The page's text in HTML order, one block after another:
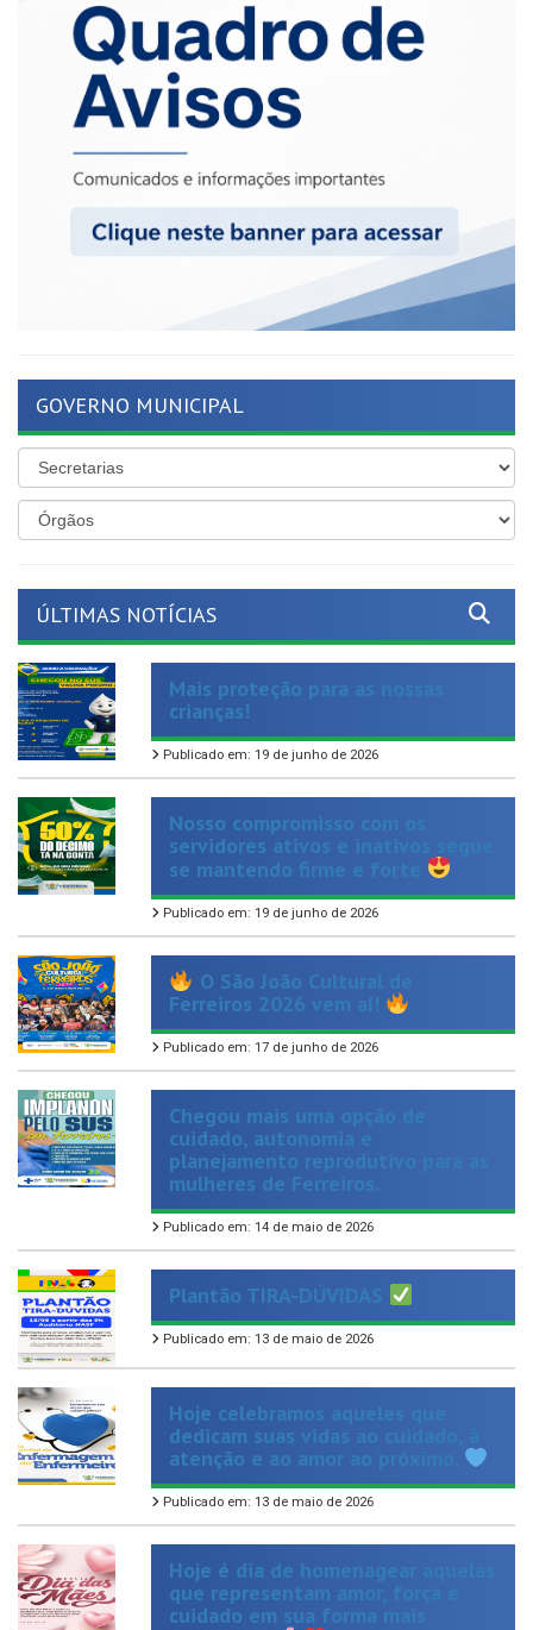
Mais proteção para as nossas
crianças!
Publicado em: 19 de junho de 2026
Nosso compromisso com os
servidores ativos e inativos segue
se mantendo firme e forte
Publicado em: 19 de junho de 2026
O São João Cultural de
Ferreiros 2026 vem aí!
Publicado em: 17 de junho de 2026
Chegou mais uma opção de
cuidado, autonomia e
planejamento reprodutivo para as
mulheres de Ferreiros.
Publicado em: 14 de maio de 2026
Plantão TIRA-DÚVIDAS
Publicado em: 13 de maio de 2026
Hoje celebramos aqueles que
dedicam suas vidas ao cuidado, à
atenção e ao amor ao próximo.
Publicado em: 13 de maio de 2026
Hoje é dia de homenagear aquelas
que representam amor, força e
cuidado em sua forma mais
verdadeira.